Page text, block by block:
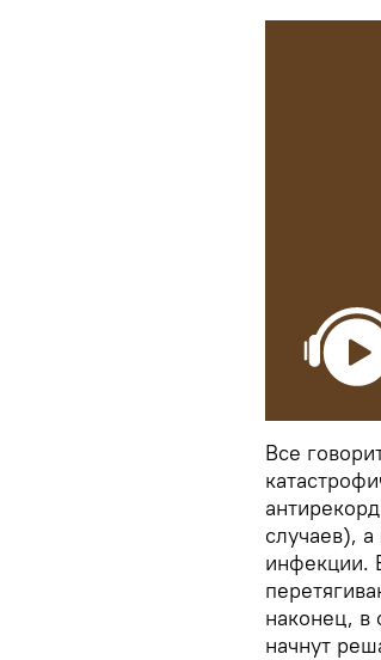
Все
случаев),
инфекции.
наконец, в
начнут